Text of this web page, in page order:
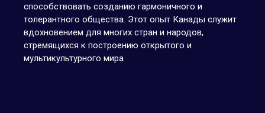
способствовать созданию гармоничного и
толерантного общества. Этот опыт Канады служит
вдохновением для многих стран и народов,
стремящихся к построению открытого и
мультикультурного мира